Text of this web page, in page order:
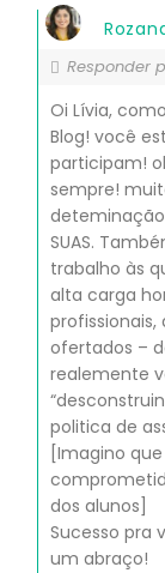
Responder
Oi Lívia,
Blog! você
participam!
sempre!
SUAS.
trabalho às
alta carga
ofertados –
realemente
politica de
[Imagino
dos alunos]
Sucesso pra
um abraço!